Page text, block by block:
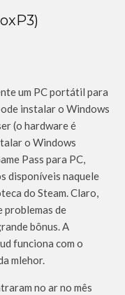
um PC portátil para
instalar o Windows
(o hardware é
o Windows
Pass para PC,
disponíveis naquele
do Steam. Claro,
problemas de
bônus. A
funciona com o
mlehor.
no ar no mês